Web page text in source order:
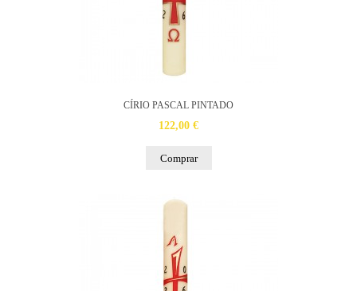
CÍRIO PASCAL PINTADO
122,00 €
Comprar